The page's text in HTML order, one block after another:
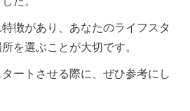
徴があり、あなたのライフスタ
を選ぶことが大切です。
ートさせる際に、ぜひ参考にし